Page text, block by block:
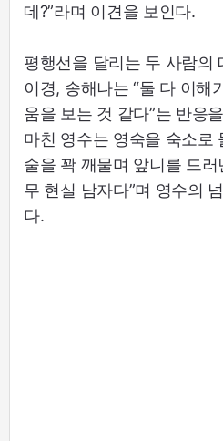
데?”라며 이견을 보인다.
평행선을 달리는 두 사람의
이경, 송해나는 “둘 다 이해
움을 보는 것 같다”는 반응
마친 영수는 영숙을 숙소로
술을 꽉 깨물며 앞니를 드
무 현실 남자다”며 영수의
다.